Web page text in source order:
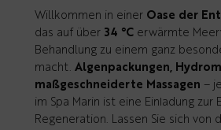
Willkommen in einer Oase der
das auf über 34 °Cerwärmte
Behandlung zu einem ganz
macht. Algenpackungen,
maßgeschneiderte Massagen –
im Spa Marin ist eine Einladung zur
Regeneration. Lassen Sie sich von